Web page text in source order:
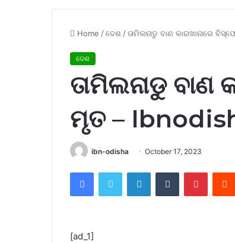
Home /ଦେଶ /ତାମିଲନାଡୁ ବାଣ କାରଖାନାରେ
ଦେଶ
ତାମିଲନାଡୁ ବାଣ
ମୃତ –
ibn-odisha October 17, 2023
FacebookTwitter LinkedInTumblr
[ad_1]